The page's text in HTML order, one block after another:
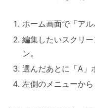
ホーム画面で「アル
編集したいスクリ
ン。
選んだあとに「A」
左側のメニューから